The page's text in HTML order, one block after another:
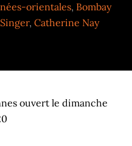
orientales, Bombay
,Catherine Nay
ouvert le dimanche